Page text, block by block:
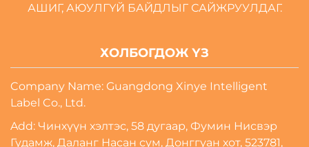
АШИГ, АЮУЛГҮЙ БАЙДЛЫГ САЙЖРУУЛДАГ.
ХОЛБОГДОЖ ҮЗ
Company Name: Guangdong Xinye Intelligent
Label Co., Ltd.
Add: Чинхүүн хэлтэс, 58 дугаар, Фумин Нисвэр
Гудамж, Даланг Насан сум, Донггуан хот, 523781,